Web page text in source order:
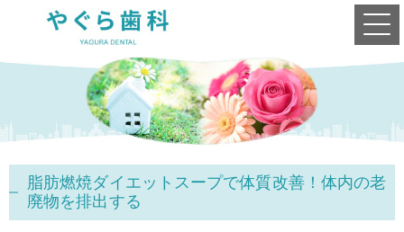
脂肪燃焼ダイエットスープで体質改善！体内の老
廃物を排出する